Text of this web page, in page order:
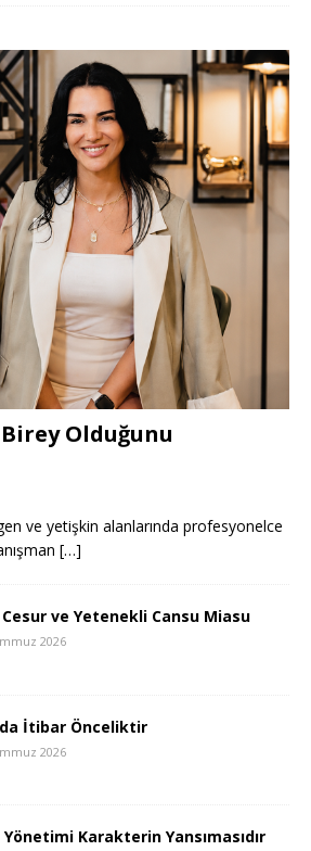
Olduğunu
ve yetişkin alanlarında profesyonelce
[…]
Cesur ve Yetenekli Cansu Miasu
2026
İtibar Önceliktir
2026
Yönetimi Karakterin Yansımasıdır